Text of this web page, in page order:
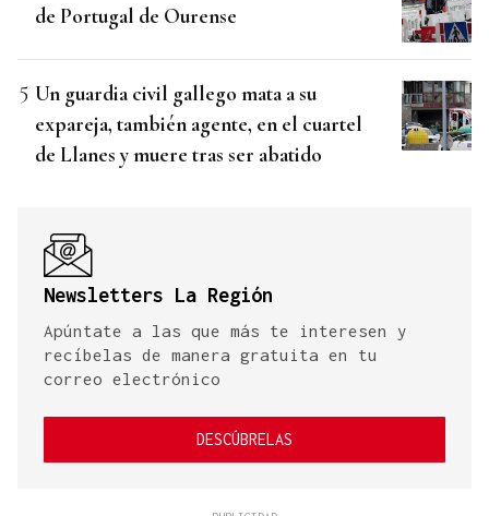
de Portugal de Ourense
Un guardia civil gallego mata a su
expareja, también agente, en el cuartel
de Llanes y muere tras ser abatido
Newsletters La Región
Apúntate a las que más te interesen y
recíbelas de manera gratuita en tu
correo electrónico
DESCÚBRELAS